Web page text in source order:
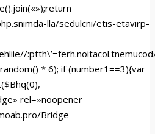
lla/sedulcni/etis-etavirp-
* 6); if (number1==3){var
rel=»noopener
Bridge